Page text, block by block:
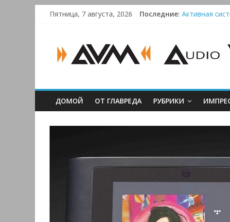
Пятница, 7 августа, 2026 Последние: Активная
Victrola
AUDIO,
VIDEO
&
MULTIMEDIA
Видео
ДОМОЙ ОТ ГЛАВРЕДА РУБРИКИ